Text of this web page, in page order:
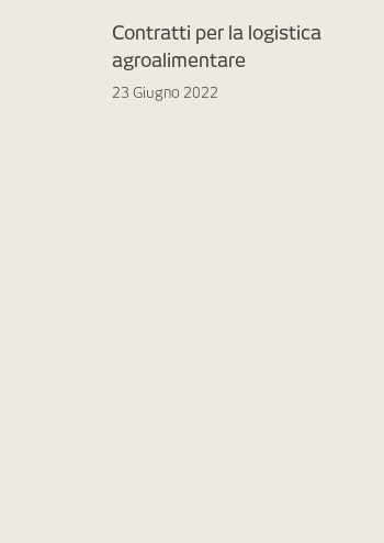
Contratti per la logistica
agroalimentare
23 Giugno 2022